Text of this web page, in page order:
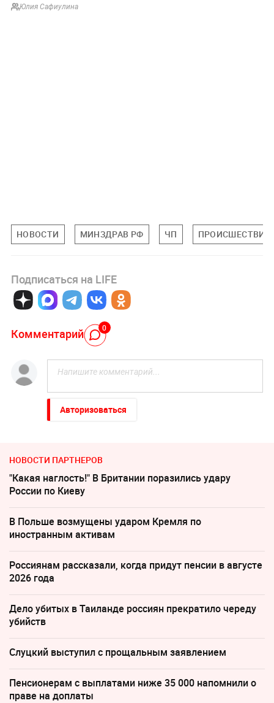
Юлия Сафиулина
НОВОСТИ МИНЗДРАВ РФ ЧП ПРОИСШЕСТВИЯ
Подписаться на LIFE
Комментарий 0
Авторизоваться
НОВОСТИ ПАРТНЕРОВ
"Какая наглость!" В Британии поразились удару
России по Киеву
В Польше возмущены ударом Кремля по
иностранным активам
Россиянам рассказали, когда придут пенсии в августе
2026 года
Дело убитых в Таиланде россиян прекратило череду
убийств
Слуцкий выступил с прощальным заявлением
Пенсионерам с выплатами ниже 35 000 напомнили о
праве на доплаты